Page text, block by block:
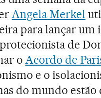
Angela Merkel
para lançar um
de
oAcordo de
e o
do mundo estão